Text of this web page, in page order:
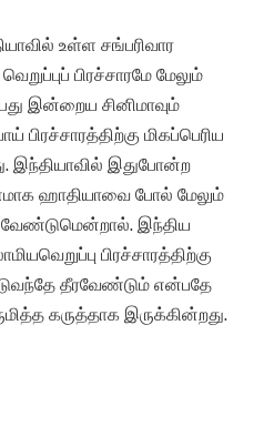
உள்ள சங்பரிவார
பிரச்சாரமே மேலும்
இன்றைய சினிமாவும்
மிகப்பெரிய
இந்தியாவில் இதுபோன்ற
ஹாதியாவை போல் மேலும்
வேண்டுமென்றால். இந்திய
பிரச்சாரத்திற்கு
தீரவேண்டும் என்பதே
கருத்தாக இருக்கின்றது.